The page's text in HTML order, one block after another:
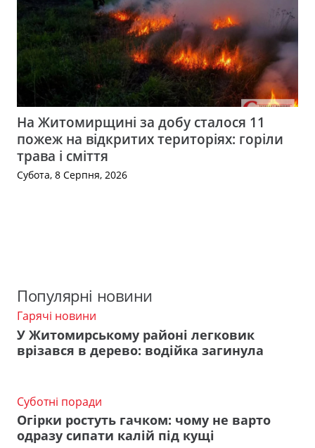
На Житомирщині за добу сталося 11
пожеж на відкритих територіях: горіли
трава і сміття
Субота, 8 Серпня, 2026
Популярні новини
Гарячі новини
У Житомирському районі легковик
врізався в дерево: водійка загинула
Суботні поради
Огірки ростуть гачком: чому не варто
одразу сипати калій під кущі